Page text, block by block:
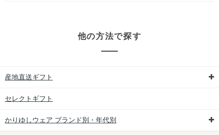
他の方法で探す
産地直送ギフト
セレクトギフト
かりゆしウェア ブランド別・年代別